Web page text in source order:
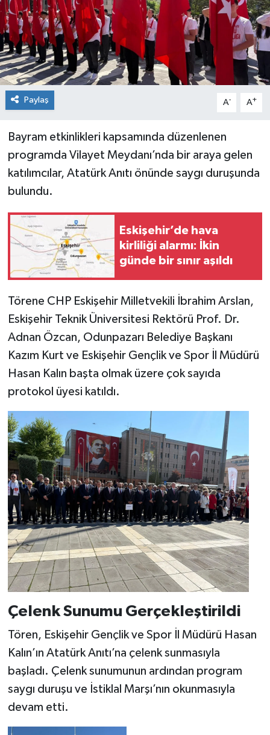
Paylaş A- A+
Bayram etkinlikleri kapsamında düzenlenen
programda Vilayet Meydanı’nda bir araya gelen
katılımcılar, Atatürk Anıtı önünde saygı duruşunda
bulundu.
Eskişehir’de hava
kirliliği alarmı: İkin
günde bir sınır aşıldı
Törene CHP Eskişehir Milletvekili İbrahim Arslan,
Eskişehir Teknik Üniversitesi Rektörü Prof. Dr.
Adnan Özcan, Odunpazarı Belediye Başkanı
Kazım Kurt ve Eskişehir Gençlik ve Spor İl Müdürü
Hasan Kalın başta olmak üzere çok sayıda
protokol üyesi katıldı.
Çelenk Sunumu Gerçekleştirildi
Tören, Eskişehir Gençlik ve Spor İl Müdürü Hasan
Kalın’ın Atatürk Anıtı’na çelenk sunmasıyla
başladı. Çelenk sunumunun ardından program
saygı duruşu ve İstiklal Marşı’nın okunmasıyla
devam etti.